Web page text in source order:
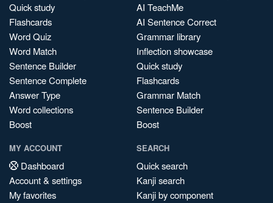
Quick study
Flashcards
Word Quiz
Word Match
Sentence Builder
Sentence Complete
Answer Type
Word collections
Boost
AI TeachMe
AI Sentence Correct
Grammar library
Inflection showcase
Quick study
Flashcards
Grammar Match
Sentence Builder
Boost
MY ACCOUNT
Dashboard
Account & settings
My favorites
SEARCH
Quick search
Kanji search
Kanji by component